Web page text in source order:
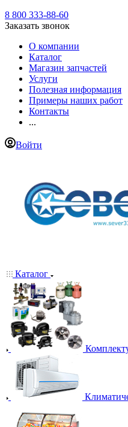
8 800 333-88-60
Заказать звонок
О компании
Каталог
Магазин запчастей
Услуги
Полезная информация
Примеры наших работ
Контакты
...
Войти
Каталог